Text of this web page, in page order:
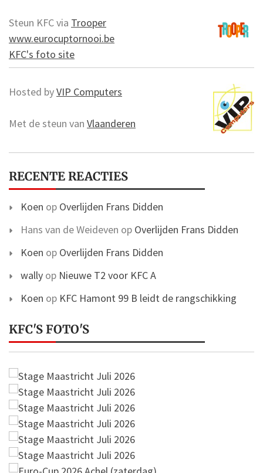
Steun KFC via Trooper
www.eurocuptornooi.be
KFC's foto site
Hosted byVIP Computers
Met de steun van Vlaanderen
RECENTE REACTIES
Koen op Overlijden Frans Didden
Hans van de Weideven op Overlijden Frans Didden
Koen op Overlijden Frans Didden
wally op Nieuwe T2 voor KFC A
Koen op KFC Hamont 99 B leidt de rangschikking
KFC'S FOTO'S